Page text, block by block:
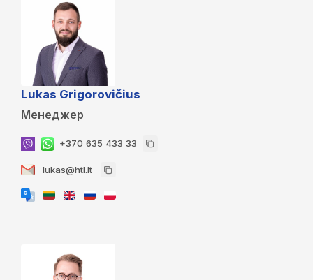
Lukas Grigorovičius
Менеджер
+370 635 433 33
lukas@htl.lt